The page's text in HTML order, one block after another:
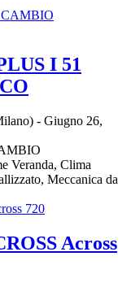
I 51
- Giugno 26,
Veranda, Clima
Meccanica da
Across